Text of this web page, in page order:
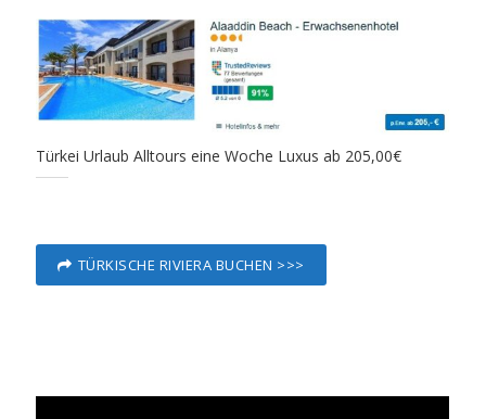
Türkei Urlaub Alltours eine Woche Luxus ab 205,00€
TÜRKISCHE RIVIERA BUCHEN >>>